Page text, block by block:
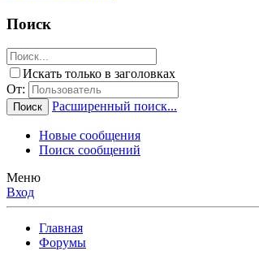
Поиск
Искать только в заголовках
От:
Поиск Расширенный поиск...
Новые сообщения
Поиск сообщений
Меню
Вход
Главная
Форумы